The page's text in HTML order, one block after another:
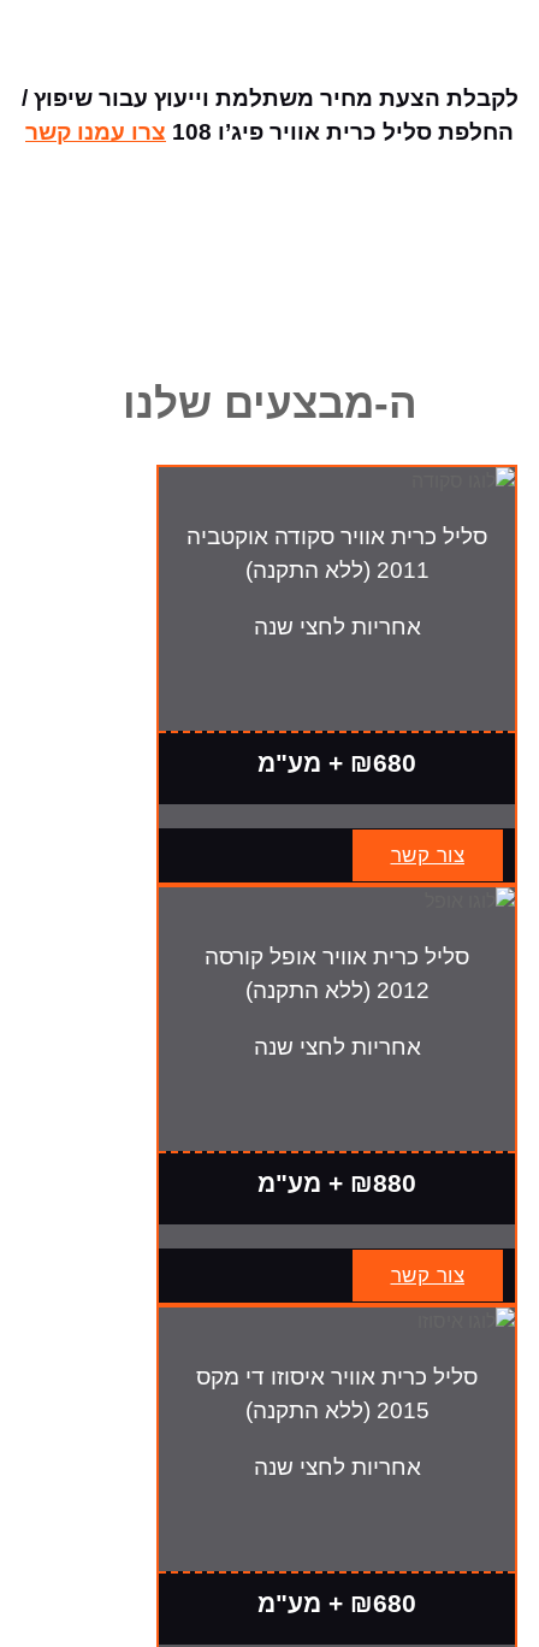
לקבלת הצעת מחיר משתלמת וייעוץ עבור שיפוץ /
החלפת סליל כרית אוויר פיג’ו 108
צרו עמנו קשר
ה-מבצעים שלנו
סליל כרית אוויר סקודה אוקטביה
2011 (ללא התקנה)
אחריות לחצי שנה
₪680 + מע"מ
צור קשר
סליל כרית אוויר אופל קורסה
2012 (ללא התקנה)
אחריות לחצי שנה
₪880 + מע"מ
צור קשר
סליל כרית אוויר איסוזו די מקס
2015 (ללא התקנה)
אחריות לחצי שנה
₪680 + מע"מ